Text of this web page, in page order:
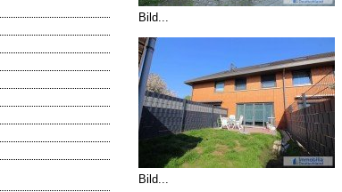
Bild...
Bild...